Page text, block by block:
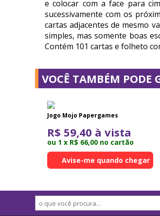
e colocar com a face para
sucessivamente com os
cartas adjacentes de mesmo
simples, mas somente boas
Contém 101 cartas e folheto
VOCÊ TAMBÉM PODE
Jogo Mojo Papergames
R$ 59,40 à vista
ou 1 x R$ 66,00 no cartão
Avise-me quando chegar